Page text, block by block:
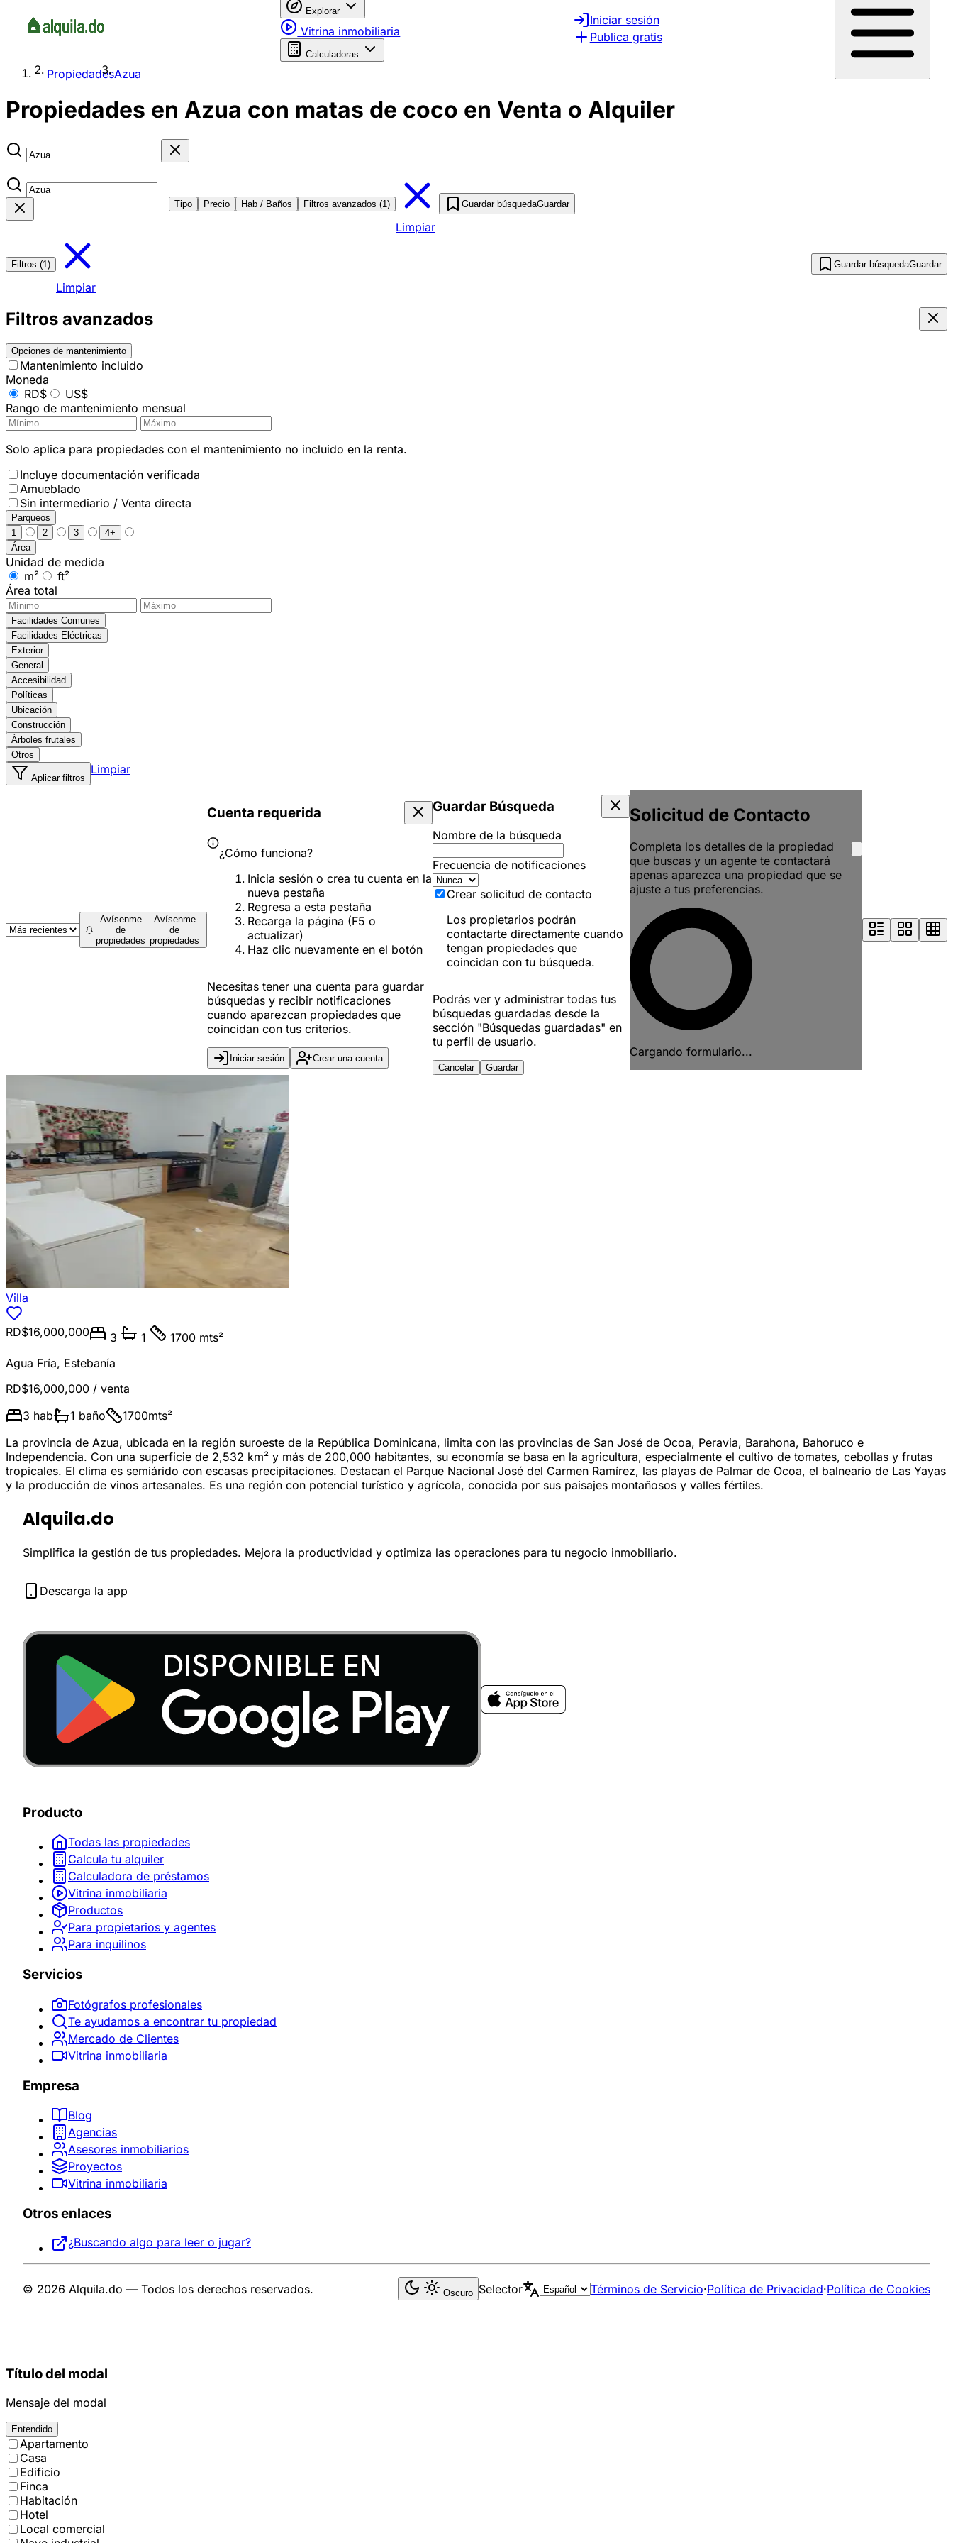
Explorar
Vitrina inmobiliaria
Calculadoras
Iniciar sesión
Publica gratis
PropiedadesAzua
Propiedades en Azua con matas de coco en Venta o Alquiler
Tipo Precio Hab / Baños Filtros avanzados (1)
Limpiar
Guardar búsquedaGuardar
Filtros (1)
Limpiar
Guardar búsquedaGuardar
Filtros avanzados
Opciones de mantenimiento
Mantenimiento incluido
Moneda
RD$
US$
Rango de mantenimiento mensual
Solo aplica para propiedades con el mantenimiento no incluido en la renta.
Incluye documentación verificada
Amueblado
Sin intermediario / Venta directa
Parqueos
1
2 3
4+
Área
Unidad de medida
m²
ft²
Área total
Facilidades Comunes
Facilidades Eléctricas
Exterior
General
Accesibilidad
Políticas
Ubicación
Construcción
Árboles frutales
Otros
Aplicar filtros
Limpiar
Avísenme
de
propiedades
Avísenme
de
propiedades
Cuenta requerida
¿Cómo funciona?
Inicia sesión o crea tu cuenta en la
nueva pestaña
Regresa a esta pestaña
Recarga la página (F5 o
actualizar)
Haz clic nuevamente en el botón
Necesitas tener una cuenta para guardar
búsquedas y recibir notificaciones
cuando aparezcan propiedades que
coincidan con tus criterios.
Iniciar sesión Crear una cuenta
Guardar Búsqueda
Nombre de la búsqueda
Frecuencia de notificaciones
Crear solicitud de contacto
Los propietarios podrán
contactarte directamente cuando
tengan propiedades que
coincidan con tu búsqueda.
Podrás ver y administrar todas tus
búsquedas guardadas desde la
sección "Búsquedas guardadas" en
tu perfil de usuario.
Cancelar Guardar
Solicitud de Contacto
Completa los detalles de la propiedad
que buscas y un agente te contactará
apenas aparezca una propiedad que se
ajuste a tus preferencias.
Cargando formulario...
Villa
RD$16,000,000 3 1
1700 mts²
Agua Fría, Estebanía
RD$16,000,000 / venta
3 hab 1 baño 1700mts²
La provincia de Azua, ubicada en la región suroeste de la República Dominicana, limita con las provincias de San José de Ocoa, Peravia, Barahona, Bahoruco e
Independencia. Con una superficie de 2,532 km² y más de 200,000 habitantes, su economía se basa en la agricultura, especialmente el cultivo de tomates, cebollas y frutas
tropicales. El clima es semiárido con escasas precipitaciones. Destacan el Parque Nacional José del Carmen Ramírez, las playas de Palmar de Ocoa, el balneario de Las Yayas
y la producción de vinos artesanales. Es una región con potencial turístico y agrícola, conocida por sus paisajes montañosos y valles fértiles.
Alquila.do
Simplifica la gestión de tus propiedades. Mejora la productividad y optimiza las operaciones para tu negocio inmobiliario.
Descarga la app
Producto
Todas las propiedades
Calcula tu alquiler
Calculadora de préstamos
Vitrina inmobiliaria
Productos
Para propietarios y agentes
Para inquilinos
Servicios
Fotógrafos profesionales
Te ayudamos a encontrar tu propiedad
Mercado de Clientes
Vitrina inmobiliaria
Empresa
Blog
Agencias
Asesores inmobiliarios
Proyectos
Vitrina inmobiliaria
Otros enlaces
¿Buscando algo para leer o jugar?
© 2026 Alquila.do — Todos los derechos reservados. Oscuro Selector Términos de Servicio·Política de Privacidad·Política de Cookies
Título del modal
Mensaje del modal
Entendido
Apartamento
Casa
Edificio
Finca
Habitación
Hotel
Local comercial